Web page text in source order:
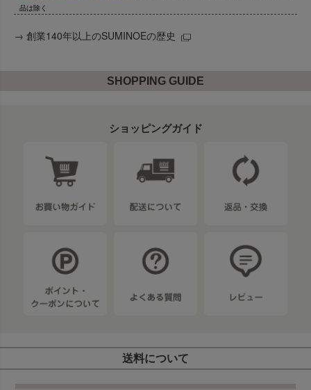
品は除く
→ 創業140年以上のSUMINOEの歴史
SHOPPING GUIDE
ショッピングガイド
送料について